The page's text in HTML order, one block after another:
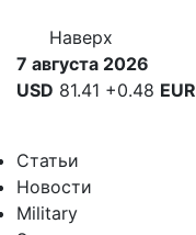
Наверх
7 августа 2026
USD 81.41 +0.48 EUR
Статьи
Новости
Military